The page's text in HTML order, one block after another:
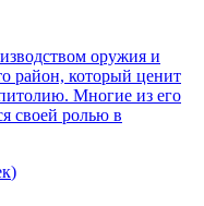
оружия и
район, который ценит
Многие из его
своей ролью в
)